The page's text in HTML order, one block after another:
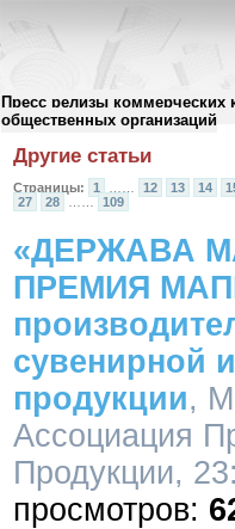
Пресс релизы коммерческих
общественных организаций
Архив пресс-релизов//
Другие статьи
Страницы: 1 12 13 14
27
28 …… 109
«ДЕРЖАВА
ПРЕМИЯ
сувенирной
продукции,
Ассоциация
Продукции,